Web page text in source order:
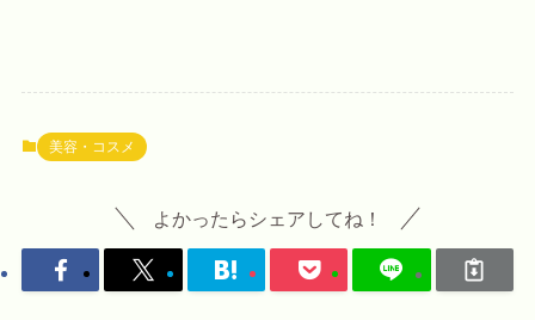
美容・コスメ
よかったらシェアしてね！